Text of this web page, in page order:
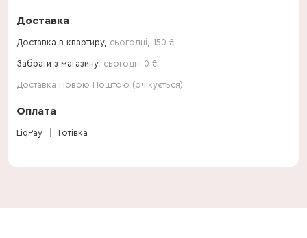
Доставка
Доставка в квартиру, сьогодні 150 ₴
Забрати з магазину, сьогодні 0 ₴
Доставка Новою Поштою (очікується)
Оплата
LiqPay Готівка